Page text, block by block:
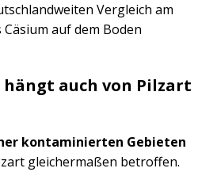
Vergleich am
auf dem Boden
hängt auch von Pilzart
kontaminierten Gebieten
gleichermaßen betroffen.